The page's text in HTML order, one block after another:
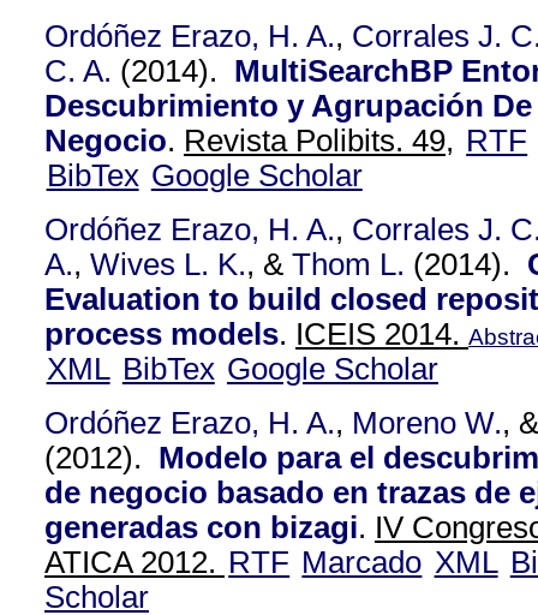
Ordóñez Erazo, H. A., Corrales J.
C. A. (2014). MultiSearchBP
Descubrimiento y Agrupación
Negocio. Revista Polibits. 49, RTF
BibTex Google Scholar
Ordóñez Erazo, H. A., Corrales J.
A., Wives L. K., & Thom L. (2014).
Evaluation to build closed
process models. ICEIS 2014.
XML BibTex Google Scholar
Ordóñez Erazo, H. A., Moreno W.,
(2012). Modelo para el
de negocio basado en trazas de
generadas con bizagi. IV
ATICA 2012. RTF Marcado XML
Scholar